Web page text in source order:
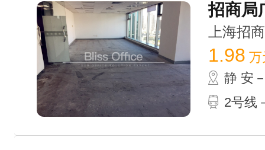
招商局
上海招
1.98 万
静 安
2号线